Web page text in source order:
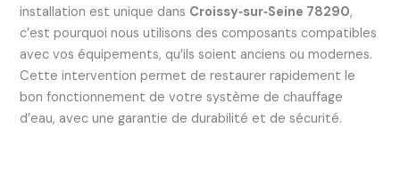
installation est unique dans Croissy‑sur‑Seine 78290,
c’est pourquoi nous utilisons des composants compatibles
avec vos équipements, qu’ils soient anciens ou modernes.
Cette intervention permet de restaurer rapidement le
bon fonctionnement de votre système de chauffage
d’eau, avec une garantie de durabilité et de sécurité.